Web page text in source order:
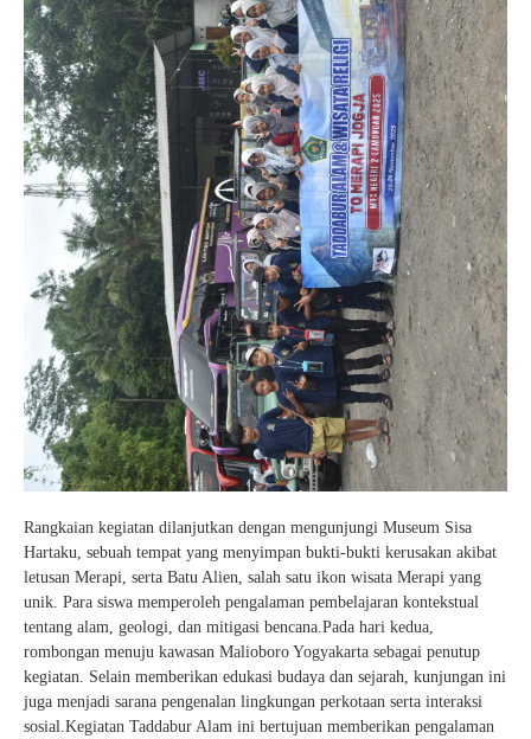
Rangkaian kegiatan dilanjutkan dengan mengunjungi Museum Sisa
Hartaku, sebuah tempat yang menyimpan bukti-bukti kerusakan akibat
letusan Merapi, serta Batu Alien, salah satu ikon wisata Merapi yang
unik. Para siswa memperoleh pengalaman pembelajaran kontekstual
tentang alam, geologi, dan mitigasi bencana.Pada hari kedua,
rombongan menuju kawasan Malioboro Yogyakarta sebagai penutup
kegiatan. Selain memberikan edukasi budaya dan sejarah, kunjungan ini
juga menjadi sarana pengenalan lingkungan perkotaan serta interaksi
sosial.Kegiatan Taddabur Alam ini bertujuan memberikan pengalaman